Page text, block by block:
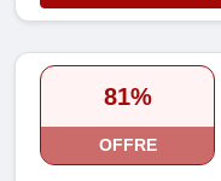
81%
OFFRE